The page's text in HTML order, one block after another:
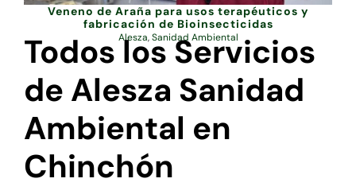
Veneno de Araña para usos terapéuticos y
fabricación de Bioinsecticidas
Alesza,Sanidad Ambiental
Todos los Servicios
de Alesza Sanidad
Ambiental en
Chinchón